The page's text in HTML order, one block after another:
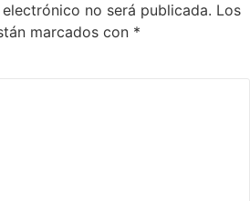
no será publicada. Los
marcados con *